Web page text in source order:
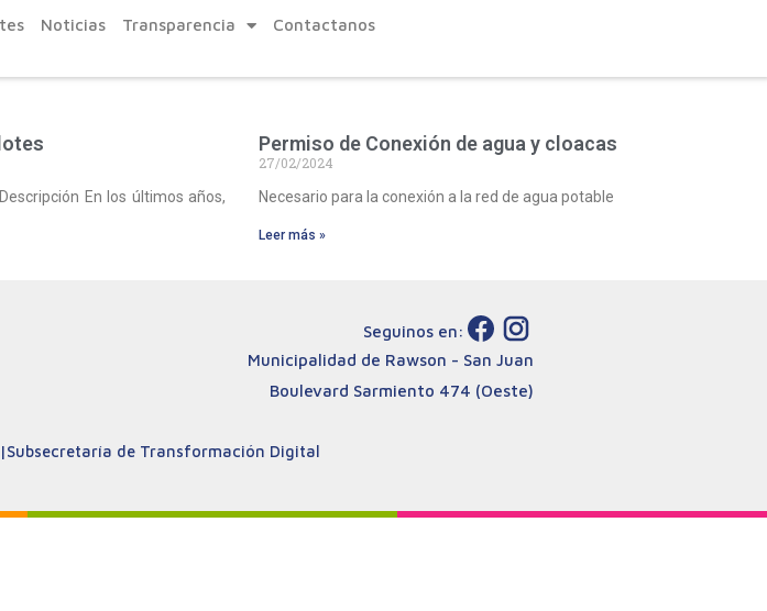
Noticias Transparencia Contactanos
En los últimos años,
Permiso de Conexión de agua y cloacas
27/02/2024
Necesario para la conexión a la red de agua potable
Leer más »
Seguinos en:
Municipalidad de Rawson - San Juan
Boulevard Sarmiento 474 (Oeste)
|Subsecretaría de Transformación Digital